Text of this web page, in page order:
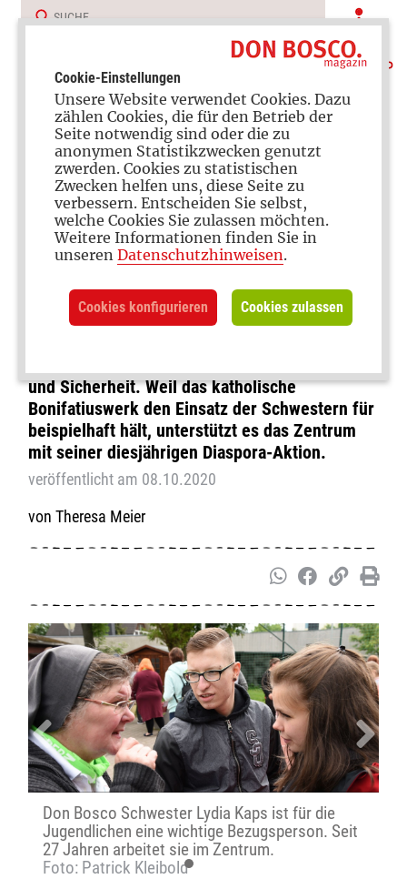
Jugendarbeit
„Kleine Oase inmitten der
schwierigen Welt“
und Sicherheit. Weil das katholische
Bonifatiuswerk den Einsatz der Schwestern für
beispielhaft hält, unterstützt es das Zentrum
mit seiner diesjährigen Diaspora-Aktion.
veröffentlicht am 08.10.2020
Theresa Meier
Don Bosco Schwester Lydia Kaps ist für die
Jugendlichen eine wichtige Bezugsperson. Seit
27 Jahren arbeitet sie im Zentrum.
Foto: Patrick Kleibold
Zurück
Cookie-Einstellungen
Unsere Website verwendet Cookies. Dazu
zählen Cookies, die für den Betrieb der
Seite notwendig sind oder die zu
anonymen Statistikzwecken genutzt
zwerden. Cookies zu statistischen
Zwecken helfen uns, diese Seite zu
verbessern. Entscheiden Sie selbst,
welche Cookies Sie zulassen möchten.
Weitere Informationen finden Sie in
unseren Datenschutzhinweisen.
Cookies konfigurieren Cookies zulassen